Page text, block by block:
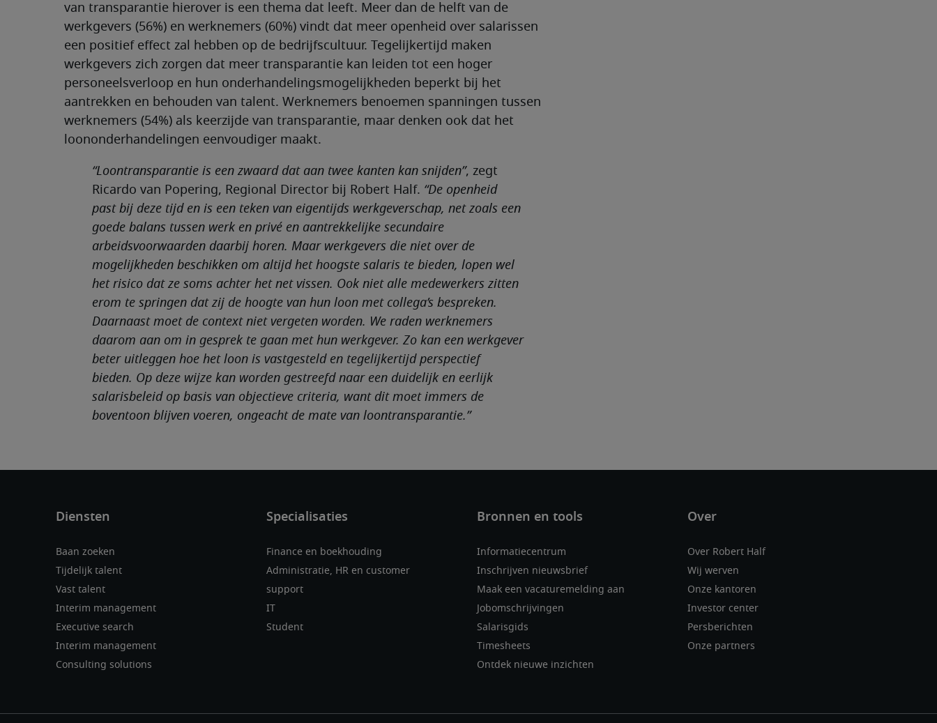
van transparantie hierover is een thema dat leeft. Meer dan de helft van de
werkgevers (56%) en werknemers (60%) vindt dat meer openheid over salarissen
een positief effect zal hebben op de bedrijfscultuur. Tegelijkertijd maken
werkgevers zich zorgen dat meer transparantie kan leiden tot een hoger
personeelsverloop en hun onderhandelingsmogelijkheden beperkt bij het
aantrekken en behouden van talent. Werknemers benoemen spanningen tussen
werknemers (54%) als keerzijde van transparantie, maar denken ook dat het
loononderhandelingen eenvoudiger maakt.
“Loontransparantie is een zwaard dat aan twee kanten kan snijden”, zegt
Ricardo van Popering, Regional Director bij Robert Half. “De openheid
past bij deze tijd en is een teken van eigentijds werkgeverschap, net zoals een
goede balans tussen werk en privé en aantrekkelijke secundaire
arbeidsvoorwaarden daarbij horen. Maar werkgevers die niet over de
mogelijkheden beschikken om altijd het hoogste salaris te bieden, lopen wel
het risico dat ze soms achter het net vissen. Ook niet alle medewerkers zitten
erom te springen dat zij de hoogte van hun loon met collega’s bespreken.
Daarnaast moet de context niet vergeten worden. We raden werknemers
daarom aan om in gesprek te gaan met hun werkgever. Zo kan een werkgever
beter uitleggen hoe het loon is vastgesteld en tegelijkertijd perspectief
bieden. Op deze wijze kan worden gestreefd naar een duidelijk en eerlijk
salarisbeleid op basis van objectieve criteria, want dit moet immers de
boventoon blijven voeren, ongeacht de mate van loontransparantie.”
Baan zoeken
Tijdelijk talent
Vast talent
Interim management
Executive search
Interim management
Consulting solutions
Finance en boekhouding
Administratie, HR en customer
support
IT
Student
Informatiecentrum
Inschrijven nieuwsbrief
Maak een vacaturemelding aan
Jobomschrijvingen
Salarisgids
Timesheets
Ontdek nieuwe inzichten
Over Robert Half
Wij werven
Onze kantoren
Investor center
Persberichten
Onze partners